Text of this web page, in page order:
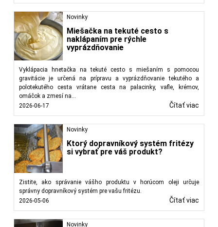
Novinky
Miešačka na tekuté cesto s
naklápaním pre rýchle
vyprázdňovanie
Vyklápacia hnetačka na tekuté cesto s miešaním s pomocou
gravitácie je určená na prípravu a vyprázdňovanie tekutého a
polotekutého cesta vrátane cesta na palacinky, vafle, krémov,
omáčok a zmesí na...
2026-06-17
Čítať viac
Novinky
Ktorý dopravníkový systém fritézy
si vybrať pre váš produkt?
Zistite, ako správanie vášho produktu v horúcom oleji určuje
správny dopravníkový systém pre vašu fritézu.
2026-05-06
Čítať viac
Novinky